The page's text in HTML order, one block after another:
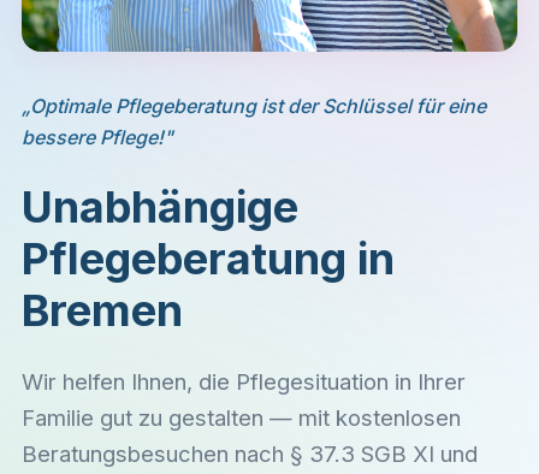
„Optimale Pflegeberatung ist der Schlüssel für eine
bessere Pflege!"
Unabhängige
Pflegeberatung in
Bremen
Wir helfen Ihnen, die Pflegesituation in Ihrer
Familie gut zu gestalten — mit kostenlosen
Beratungsbesuchen nach § 37.3 SGB XI und